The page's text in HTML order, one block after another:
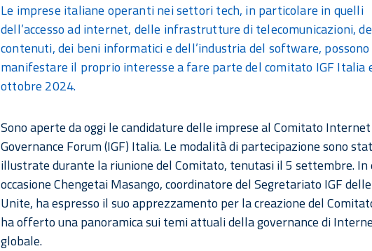
Le imprese italiane operanti nei settori tech, in particolare in quelli
dell’accesso ad internet, delle infrastrutture di telecomunicazioni,
contenuti, dei beni informatici e dell’industria del software, possono
manifestare il proprio interesse a fare parte del comitato IGF Italia
ottobre 2024.
Sono aperte da oggi le candidature delle imprese al Comitato Internet
Governance Forum (IGF) Italia. Le modalità di partecipazione sono
illustrate durante la riunione del Comitato, tenutasi il 5 settembre. In
occasione Chengetai Masango, coordinatore del Segretariato IGF
Unite, ha espresso il suo apprezzamento per la creazione del
ha offerto una panoramica sui temi attuali della governance di
globale.